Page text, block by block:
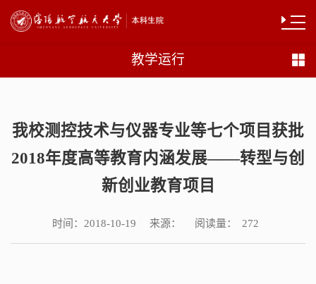
教学运行
我校测控技术与仪器专业等七个项目获批
2018年度高等教育内涵发展——转型与创
新创业教育项目
时间： 2018-10-19 来源： 阅读量： 272